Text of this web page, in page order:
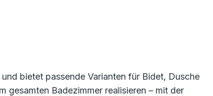
bietet passende Varianten für Bidet, Dusche
gesamten Badezimmer realisieren – mit der